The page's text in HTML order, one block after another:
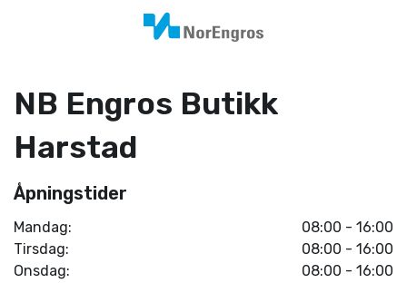
NB Engros Butikk
Harstad
Åpningstider
Mandag:
08:00 - 16:00
Tirsdag:
08:00 - 16:00
Onsdag:
08:00 - 16:00